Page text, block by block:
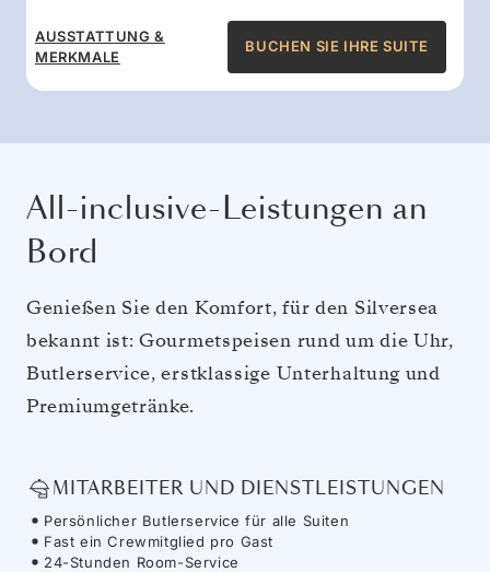
AUSSTATTUNG &
MERKMALE
BUCHEN SIE IHRE SUITE
All-inclusive-Leistungen an
Bord
Genießen Sie den Komfort, für den Silversea
bekannt ist: Gourmetspeisen rund um die Uhr,
Butlerservice, erstklassige Unterhaltung und
Premiumgetränke.
MITARBEITER UND DIENSTLEISTUNGEN
Persönlicher Butlerservice für alle Suiten
Fast ein Crewmitglied pro Gast
24-Stunden Room-Service